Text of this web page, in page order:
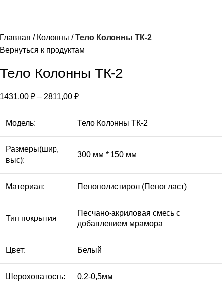
Главная Колонны
Тело Колонны ТК-2
Вернуться к продуктам
Тело Колонны ТК-2
1431,00 ₽ – 2811,00 ₽
Модель: Тело Колонны ТК-2
Размеры(шир,
выс):
300 мм * 150 мм
Материал: Пенополистирол (Пенопласт)
Тип покрытия
Песчано-акриловая смесь с
добавлением мрамора
Цвет: Белый
Шероховатость: 0,2-0,5мм